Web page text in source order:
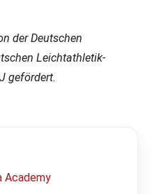
der Deutschen
Leichtathletik-
gefördert.
Academy